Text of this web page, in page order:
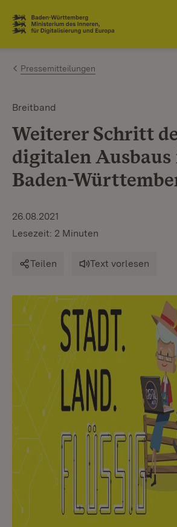
Zum Inhalt springen
Link zur Startseite
Pressemitteilungen
Breitband
Weiterer Schritt
digitalen Ausbaus
Baden-
26.08.2021
Lesezeit: 2 Minuten
Teilen Text vorlesen